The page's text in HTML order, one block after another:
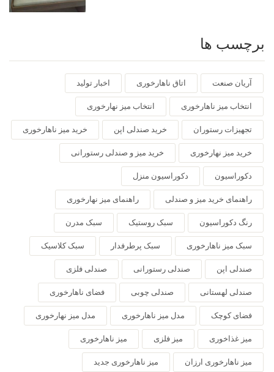
برچسب ها
آریان صنعت اتاق ناهارخوری اخبار تولید
انتخاب میز ناهارخوری انتخاب میز نهارخوری
تجهیزات رستوران خرید صندلی اپن خرید میز ناهارخوری
خرید میز نهارخوری خرید میز و صندلی رستورانی
دکوراسیون دکوراسیون منزل
راهنمای خرید میز و صندلی راهنمای میز نهارخوری
رنگ دکوراسیون سبک روستیک سبک مدرن
سبک میز ناهارخوری سبک پرطرفدار سبک کلاسیک
صندلی اپن صندلی رستورانی صندلی فلزی
صندلی لهستانی صندلی چوبی فضای ناهارخوری
فضای کوچک مدل میز ناهارخوری مدل میز نهارخوری
میز غذاخوری میز فلزی میز ناهارخوری
میز ناهارخوری ارزان میز ناهارخوری جدید